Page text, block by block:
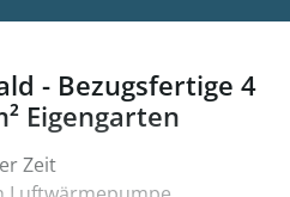
- Bezugsfertige 4
Eigengarten
Zeit